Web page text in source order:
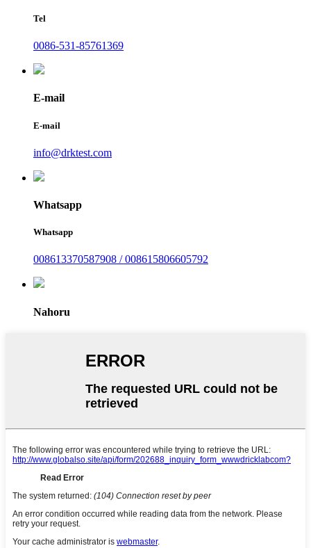
Tel
0086-531-85761369
E-mail
E-mail
info@drktest.com
Whatsapp
Whatsapp
008613370587908 / 008615806605792
Nahoru